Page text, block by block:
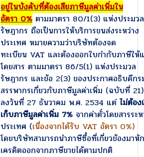
อยู่ในบังคับที่ต้องเสียภาษีมูลค่าเพิ่มใน
อัตรา 0% ตามมาตรา 80/1(3) แห่งประมวล
รัษฎากร ถือเป็นการให้บริการขนส่งระหว่าง
ประเทศ หมายความว่าบริษัทต้องจด
ทะเบียน VAT และต้องออกใบกำกับภาษีให้
โดยสาร ตามมาตรา 86/5(1) แห่งประมวล
รัษฎากร และข้อ 2(3) ของประกาศอธิบดีก
สรรพากรเกี่ยวกับภาษีมูลค่าเพิ่ม (ฉบับที่
ลงวันที่ 27 ธันวาคม พ.ศ. 2534 แต่ ไม่ต้อง
เก็บภาษีมูลค่าเพิ่ม 7% จากค่าตั๋วโดยสารระ
ประเทศ (เนื่องจากได้รับ VAT อัตรา 0%)
โดยบริษัทสามารถนำภาษีซื้อที่เกี่ยวข้องมาหัก
เครดิตออกจากภาษีขายได้ตามปกติ